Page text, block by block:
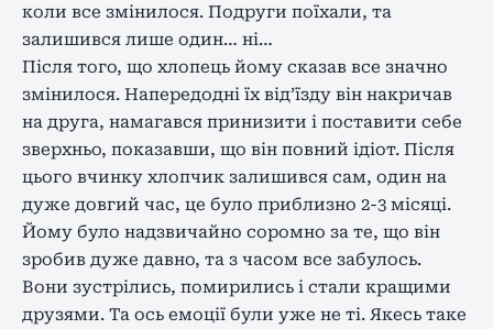
коли все змінилося. Подруги поїхали, та
залишився лише один… ні…
Після того, що хлопець йому сказав все значно
змінилося. Напередодні їх від’їзду він накричав
на друга, намагався принизити і поставити себе
зверхньо, показавши, що він повний ідіот. Після
цього вчинку хлопчик залишився сам, один на
дуже довгий час, це було приблизно 2-3 місяці.
Йому було надзвичайно соромно за те, що він
зробив дуже давно, та з часом все забулось.
Вони зустрілись, помирились і стали кращими
друзями. Та ось емоції були уже не ті. Якесь таке